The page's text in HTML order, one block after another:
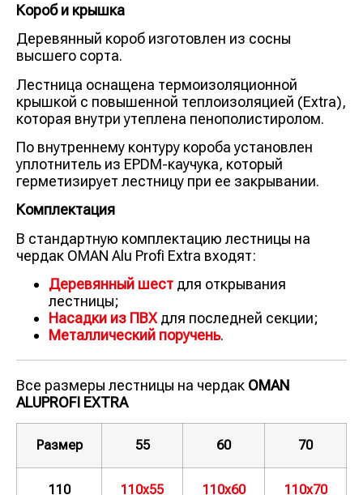
Короб и крышка
Деревянный короб изготовлен из сосны
высшего сорта.
Лестница оснащена термоизоляционной
крышкой с повышенной теплоизоляцией (Extra),
которая внутри утеплена пенополистиролом.
По внутреннему контуру короба установлен
уплотнитель из EPDM-каучука, который
герметизирует лестницу при ее закрывании.
Комплектация
В стандартную комплектацию лестницы на
чердак OMAN Alu Profi Extra входят:
Деревянный шест для открывания
лестницы;
Насадки из ПВХдля последней секции;
Металлический поручень.
Все размеры лестницы на чердак OMAN
ALUPROFI EXTRA
Размер 55 60 70
110 110х55 110х60 110х70